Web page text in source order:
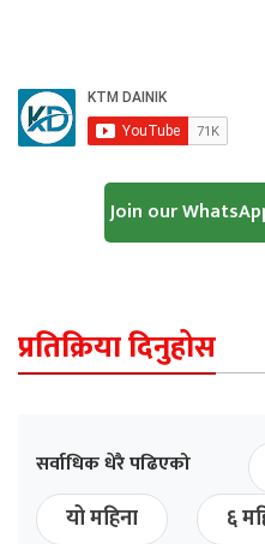
Join our
प्रतिक्रिया दिनुहोस
सर्वाधिक धेरै पढिएको
यो महिना
६